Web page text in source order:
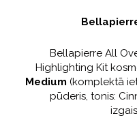
Bellapierre All
Highlighting Kit
Medium (komplektā
pūderis, tonis: